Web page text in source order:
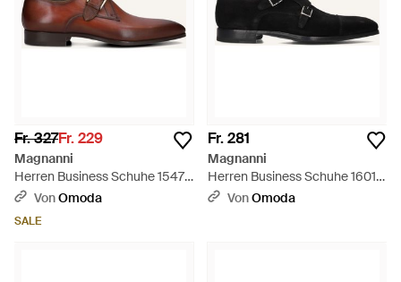
Fr. 327Fr. 229
Magnanni
Herren Business Schuhe 15477
- Schwarz
VonOmoda
SALE
Fr. 281
Magnanni
Herren Business Schuhe 16016
- Schwarz
VonOmoda